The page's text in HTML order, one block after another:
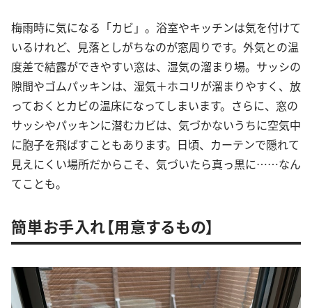
梅雨時に気になる「カビ」。浴室やキッチンは気を付けて
いるけれど、見落としがちなのが窓周りです。外気との温
度差で結露ができやすい窓は、湿気の溜まり場。サッシの
隙間やゴムパッキンは、湿気＋ホコリが溜まりやすく、放
っておくとカビの温床になってしまいます。さらに、窓の
サッシやパッキンに潜むカビは、気づかないうちに空気中
に胞子を飛ばすこともあります。日頃、カーテンで隠れて
見えにくい場所だからこそ、気づいたら真っ黒に……なん
てことも。
簡単お手入れ【用意するもの】